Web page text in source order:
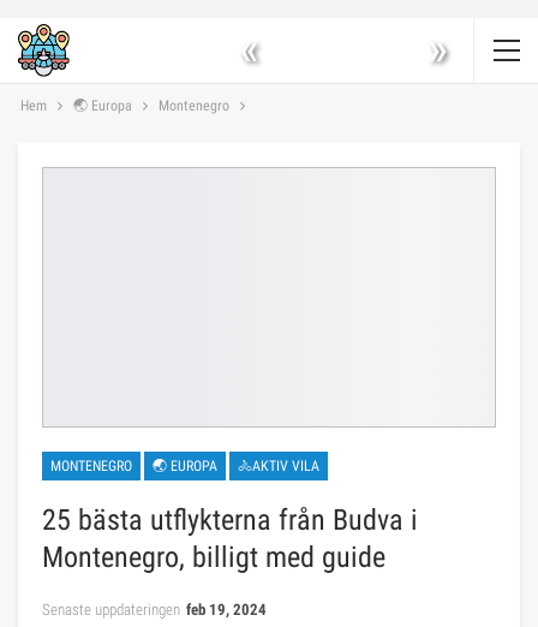
« »
Hem 🌏 Europa Montenegro
MONTENEGRO 🌏 EUROPA 🚴AKTIV VILA
25 bästa utflykterna från Budva i
Montenegro, billigt med guide
Senaste uppdateringen feb 19, 2024